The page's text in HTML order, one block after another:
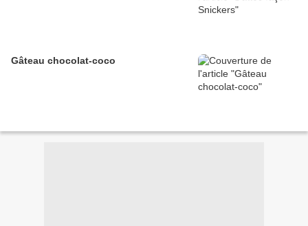
Gâteau chocolat-coco